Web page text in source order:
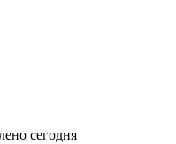
сегодня